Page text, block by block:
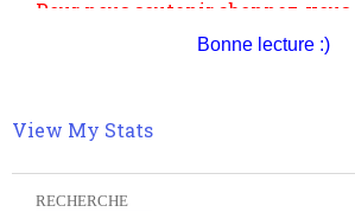
RECHERCHE
multiples facteurs et échelles. Ce
articles pour être apte à un plus
hésitation, partagez le contenu sur
vous le pouvez faîtes des liens
Bonne lecture :)
View My Stats